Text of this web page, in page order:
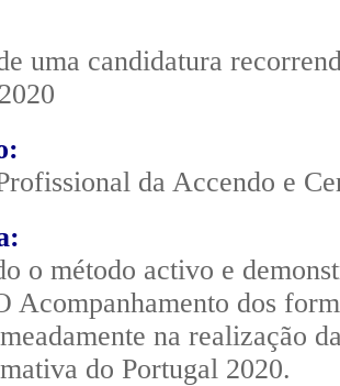
uma candidatura
da Accendo e
o método activo e
Acompanhamento dos
na realização
do Portugal 2020.